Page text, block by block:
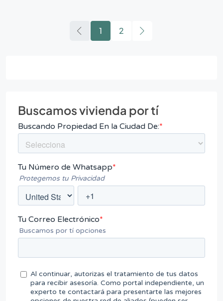
1 2
Buscamos vivienda por tí